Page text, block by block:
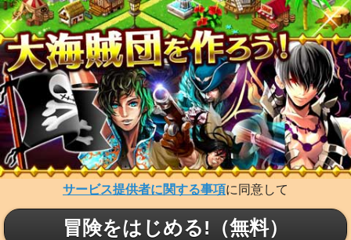
サービス提供者に関する事項に同意して
冒険をはじめる!（無料）